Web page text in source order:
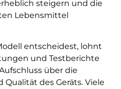
steigern und die
Lebensmittel
entscheidest, lohnt
und Testberichte
über die
des Geräts. Viele